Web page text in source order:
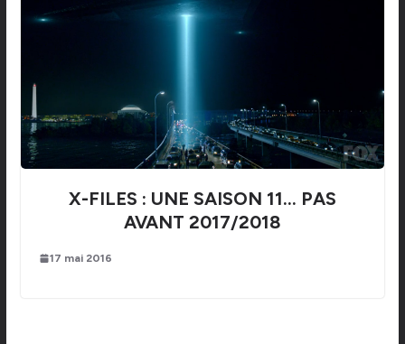
X-FILES : UNE SAISON 11… PAS
AVANT 2017/2018
17 mai 2016